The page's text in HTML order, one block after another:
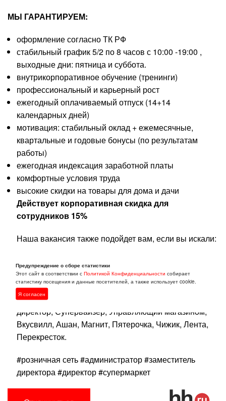
МЫ ГАРАНТИРУЕМ:
оформление согласно ТК РФ
стабильный график 5/2 по 8 часов с 10:00 -19:00 ,
выходные дни: пятница и суббота.
внутрикорпоративное обучение (тренинги)
профессиональный и карьерный рост
ежегодный оплачиваемый отпуск (14+14
календарных дней)
мотивация: стабильный оклад + ежемесячные,
квартальные и годовые бонусы (по результатам
работы)
ежегодная индексация заработной платы
комфортные условия труда
высокие скидки на товары для дома и дачи
Действует корпоративная скидка для
сотрудников 15%
Наша вакансия также подойдет вам, если вы искали:
Заместитель директора магазина, Заместитель
управляющего магазином, Директор магазина,
Директор сети магазинов, Территориальный
директор, Супервайзер, Управляющий магазином,
Вкусвилл, Ашан, Магнит, Пятерочка, Чижик, Лента,
Перекресток.
#розничная сеть #администратор #заместитель
директора #директор #супермаркет
Предупреждение о сборе статистики
Этот сайт в соответствии сПолитикой Конфиденциальности собирает
статистику посещения и данные посетителей, а также использует cookie.
Я согласен